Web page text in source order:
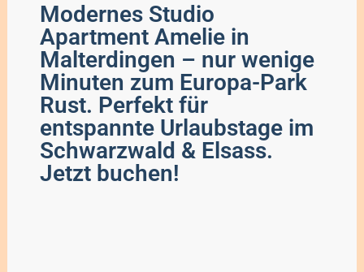
Modernes Studio
Apartment Amelie in
Malterdingen – nur wenige
Minuten zum Europa-Park
Rust. Perfekt für
entspannte Urlaubstage im
Schwarzwald & Elsass.
Jetzt buchen!